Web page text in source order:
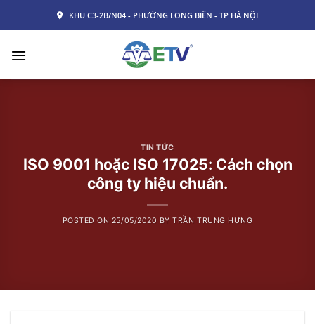
KHU C3-2B/N04 - PHƯỜNG LONG BIÊN - TP HÀ NỘI
TIN TỨC
ISO 9001 hoặc ISO 17025: Cách chọn
công ty hiệu chuẩn.
POSTED ON 25/05/2020 BYTRẦN TRUNG HƯNG